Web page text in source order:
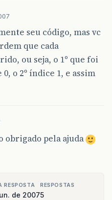
seu código, mas vc
que cada
ou seja, o 1º que foi
o 2º índice 1, e assim
obrigado pela ajuda
RESPOSTA
de 2007
RESPOSTAS
5